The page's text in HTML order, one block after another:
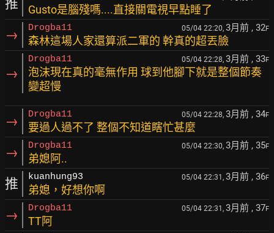
推 Gusto是腦殘嗎....直接關電視早點睡了
→ Drogba11 05/04 22:20, 3月前 , 32F
森林這場人家還算派二軍的 幹真的超丟臉
→
Drogba11 05/04 22:28, 3月前 , 33F
泡沫現在真的毫無作用 球到他腳下就是整個節奏
變超慢
→ Drogba11 05/04 22:28, 3月前 , 34F
要過人過不了 整個不知道瞎忙甚麼
→ Drogba11 05/04 22:30, 3月前 , 35F
弟媳阿..
推 kuanhung93 05/04 22:31, 3月前 , 36F
弟媳，好想你啊
→ Drogba11 05/04 22:31, 3月前 , 37F
TT阿